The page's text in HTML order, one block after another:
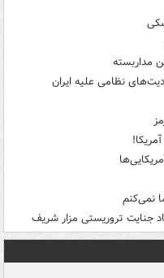
نظامی علیه ایران
نمی‌کنم
جنایت تروریستی مزار شریف